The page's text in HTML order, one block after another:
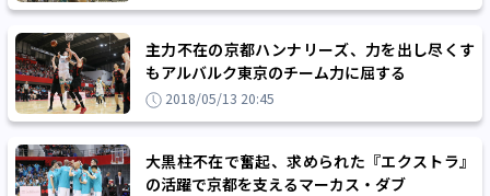
主力不在の京都ハンナリーズ、力を出し尽くす
もアルバルク東京のチーム力に屈する
2018/05/13 20:45
大黒柱不在で奮起、求められた『エクストラ』
の活躍で京都を支えるマーカス・ダブ